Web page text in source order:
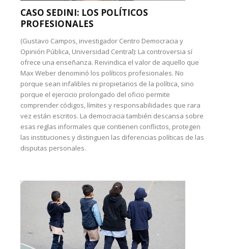
CASO SEDINI: LOS POLÍTICOS
PROFESIONALES
(Gustavo Campos, investigador Centro Democracia y
Opinión Pública, Universidad Central): La controversia sí
ofrece una enseñanza. Reivindica el valor de aquello que
Max Weber denominó los políticos profesionales. No
porque sean infalibles ni propietarios de la política, sino
porque el ejercicio prolongado del oficio permite
comprender códigos, límites y responsabilidades que rara
vez están escritos. La democracia también descansa sobre
esas reglas informales que contienen conflictos, protegen
las instituciones y distinguen las diferencias políticas de las
disputas personales.